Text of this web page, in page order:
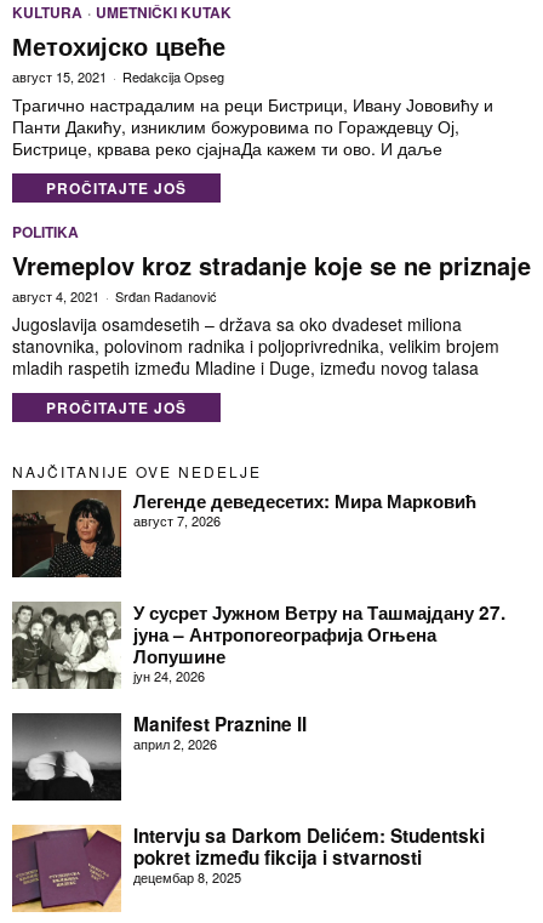
KULTURA · UMETNIČKI KUTAK
Метохијско цвеће
август 15, 2021 Redakcija Opseg
Трагично настрадалим на реци Бистрици, Ивану Јововићу и
Панти Дакићу, изниклим божуровима по Гораждевцу Ој,
Бистрице, крвава реко сјајнаДа кажем ти ово. И даље
PROČITAJTE JOŠ
POLITIKA
Vremeplov kroz stradanje koje se ne priznaje
август 4, 2021 Srđan Radanović
Jugoslavija osamdesetih – država sa oko dvadeset miliona
stanovnika, polovinom radnika i poljoprivrednika, velikim brojem
mladih raspetih između Mladine i Duge, između novog talasa
PROČITAJTE JOŠ
NAJČITANIJE OVE NEDELJE
Легенде деведесетих: Мира Марковић
август 7, 2026
У сусрет Јужном Ветру на Ташмајдану 27.
јуна – Антропогеографија Огњена
Лопушине
јун 24, 2026
Manifest Praznine II
април 2, 2026
Intervju sa Darkom Delićem: Studentski
pokret između fikcija i stvarnosti
децембар 8, 2025